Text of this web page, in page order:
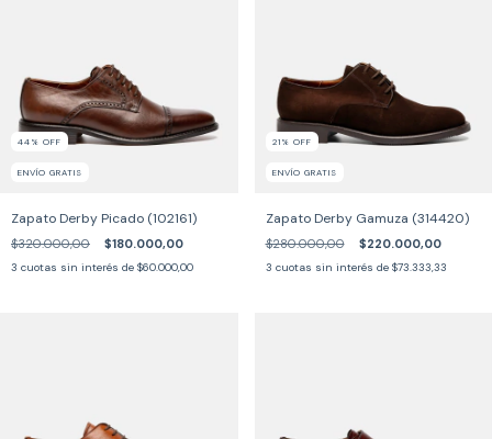
44 % OFF
ENVÍO GRATIS
Zapato Derby Picado (102161)
$320.000,00 $180.000,00
3 cuotas sin interés de $60.000,00
21 % OFF
ENVÍO GRATIS
Zapato Derby Gamuza (314420)
$280.000,00 $220.000,00
3 cuotas sin interés de $73.333,33